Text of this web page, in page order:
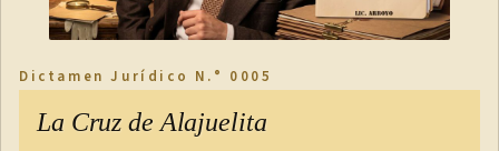
a) Que el familiar enfermo tenga una relación de
dependencia con la persona asegurada activa que solicita
puede tratarse de los progenitores que ejercen la patria
Dictamen Jurídico N.° 0005
La Cruz de Alajuelita